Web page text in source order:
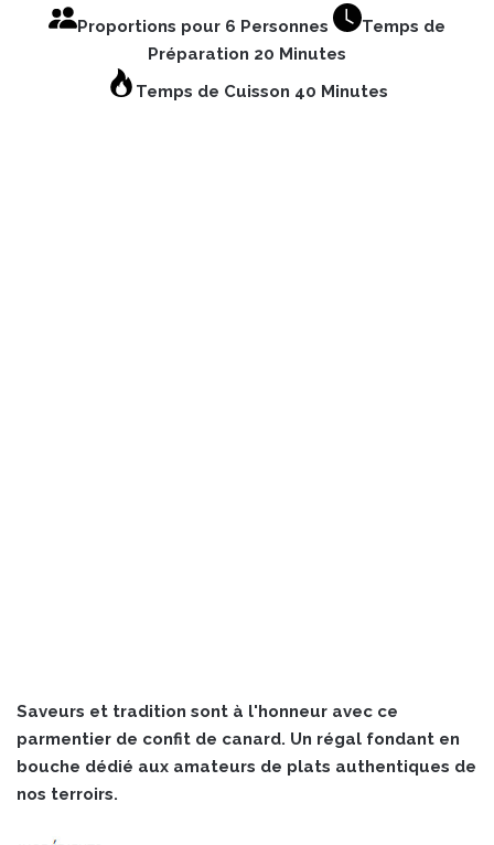
Proportions pour 6 Personnes
Temps de
Préparation 20 Minutes
Temps de Cuisson 40 Minutes
Saveurs et tradition sont à l'honneur avec ce
parmentier de confit de canard. Un régal fondant en
bouche dédié aux amateurs de plats authentiques de
nos terroirs.